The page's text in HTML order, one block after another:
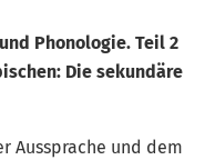
Phonologie. Teil 2
Die sekundäre
Aussprache und dem